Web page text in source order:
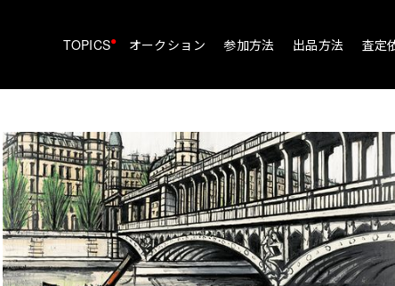
TOPICS• オークション 参加方法 出品方法 査定